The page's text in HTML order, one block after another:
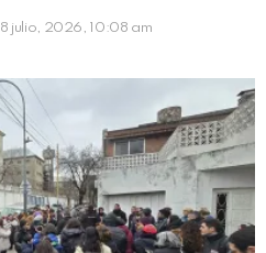
18 julio, 2026, 10:08 am